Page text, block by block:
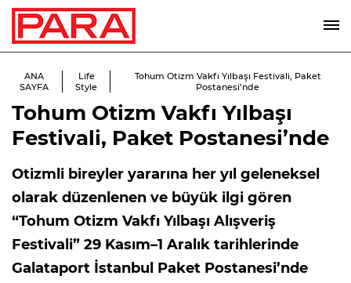
ANA
SAYFA
Life
Style
Tohum Otizm Vakfı Yılbaşı Festivali, Paket
Postanesi’nde
Tohum Otizm Vakfı Yılbaşı
Festivali, Paket Postanesi’nde
Otizmli bireyler yararına her yıl geleneksel
olarak düzenlenen ve büyük ilgi gören
“Tohum Otizm Vakfı Yılbaşı Alışveriş
Festivali” 29 Kasım–1 Aralık tarihlerinde
Galataport İstanbul Paket Postanesi’nde